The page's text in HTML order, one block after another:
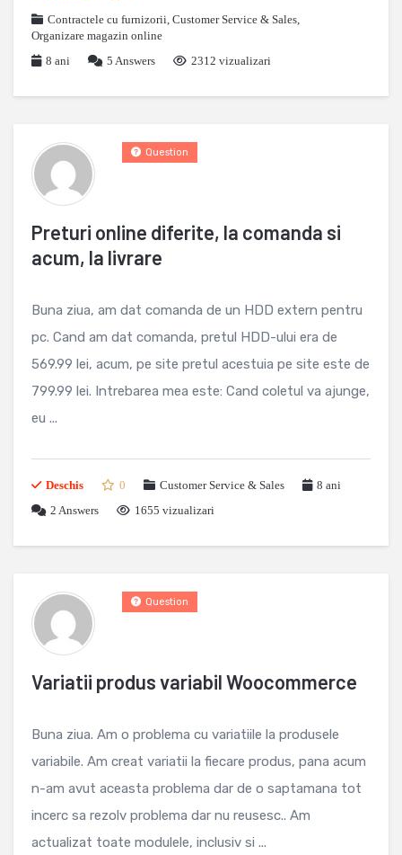
Contractele cu furnizorii, Customer Service & Sales,
Organizare magazin online
8 ani
5 Answers 2312 vizualizari
Preturi online diferite, la comanda si
acum, la livrare
Question
Buna ziua, am dat comanda de un HDD extern pentru
pc. Cand am dat comanda, pretul HDD-ului era de
569.99 lei, acum, pe site pretul acestuia pe site este de
799.99 lei. Intrebarea mea este: Cand coletul va ajunge,
eu ...
Deschis 0 Customer Service & Sales
8 ani
2 Answers 1655 vizualizari
Variatii produs variabil Woocommerce
Question
Buna ziua. Am o problema cu variatiile la produsele
variabile. Am creat variatii la fiecare produs, pana acum
n-am avut aceasta problema dar de o saptamana tot
incerc sa rezolv problema dar nu reusesc.. Am
actualizat toate modulele, inclusiv si ...